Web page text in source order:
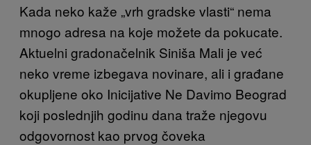
Kada neko kaže „vrh gradske vlasti“ nema
mnogo adresa na koje možete da pokucate.
Aktuelni gradonačelnik Siniša Mali je već
neko vreme izbegava novinare, ali i građane
okupljene oko Inicijative Ne Davimo Beograd
koji poslednjih godinu dana traže njegovu
odgovornost kao prvog čoveka